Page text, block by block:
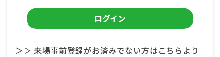
＞＞ 来場事前登録がお済みでない方はこちらより